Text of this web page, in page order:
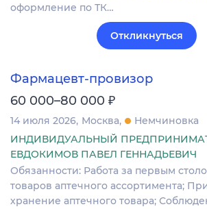
оформление по ТК…
Откликнуться
Фармацевт-провизор
60 000–80 000 ₽
14 июля 2026 Москва
Немчиновка
ИНДИВИДУАЛЬНЫЙ
ЕВДОКИМОВ ПАВЕЛ ГЕННАДЬЕВИЧ
Обязанности: Работа за первым
товаров аптечного ассортимента;
хранение аптечного товара;